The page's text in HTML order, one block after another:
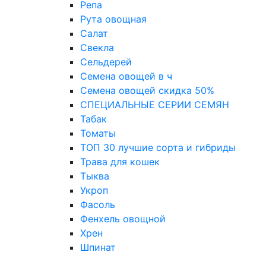
Репа
Рута овощная
Салат
Свекла
Сельдерей
Семена овощей в ч
Семена овощей скидка 50%
СПЕЦИАЛЬНЫЕ СЕРИИ СЕМЯН
Табак
Томаты
ТОП 30 лучшие сорта и гибриды
Трава для кошек
Тыква
Укроп
Фасоль
Фенхель овощной
Хрен
Шпинат